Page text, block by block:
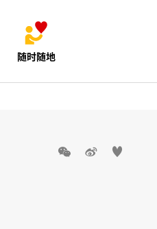
随时随地
  